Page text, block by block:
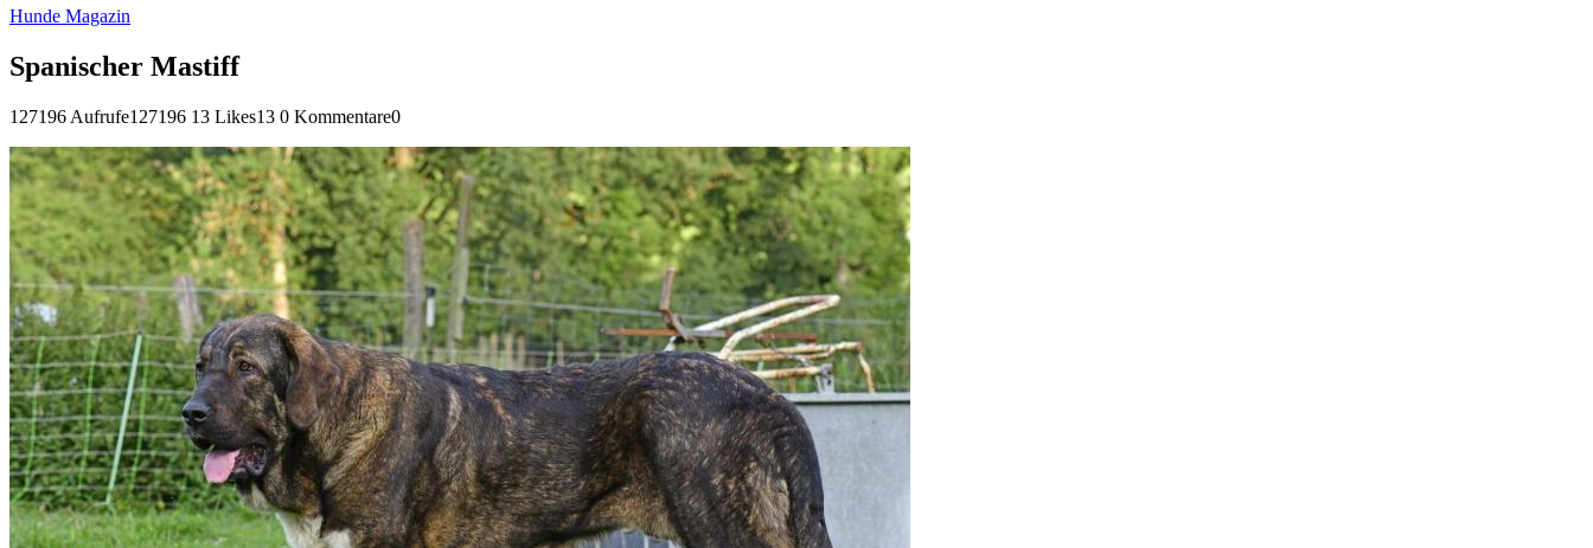
Hunde Magazin
Spanischer Mastiff
127196 Aufrufe127196 13 Likes13 0 Kommentare0